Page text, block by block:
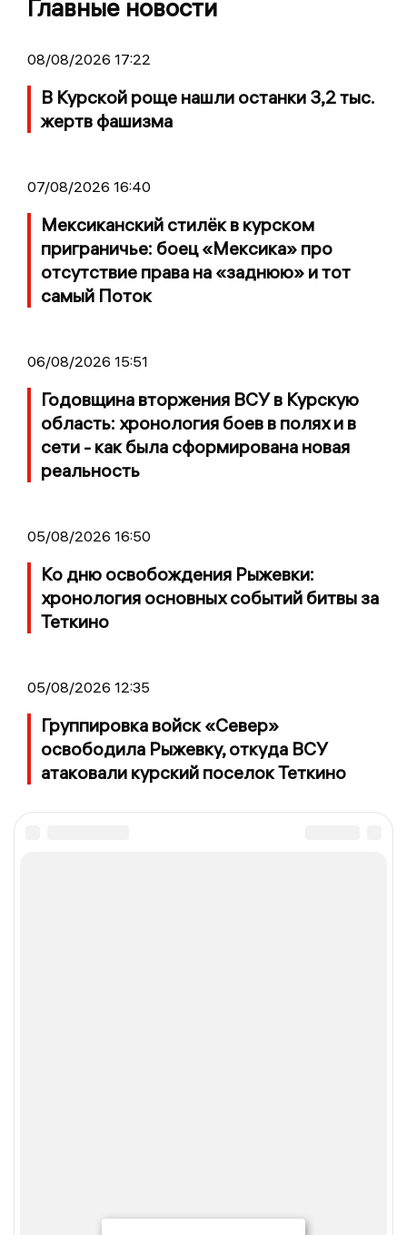
Главные новости
08/08/2026 17:22
В Курской роще нашли останки 3,2 тыс.
жертв фашизма
07/08/2026 16:40
Мексиканский стилёк в курском
приграничье: боец «Мексика» про
отсутствие права на «заднюю» и тот
самый Поток
06/08/2026 15:51
Годовщина вторжения ВСУ в Курскую
область: хронология боев в полях и в
сети - как была сформирована новая
реальность
05/08/2026 16:50
Ко дню освобождения Рыжевки:
хронология основных событий битвы за
Теткино
05/08/2026 12:35
Группировка войск «Север»
освободила Рыжевку, откуда ВСУ
атаковали курский поселок Теткино